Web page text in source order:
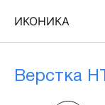
ИКОНИКА
Верстка